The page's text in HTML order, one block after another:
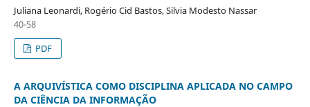
Juliana Leonardi, Rogério Cid Bastos, Silvia Modesto Nassar
40-58
PDF
A ARQUIVÍSTICA COMO DISCIPLINA APLICADA NO CAMPO
DA CIÊNCIA DA INFORMAÇÃO